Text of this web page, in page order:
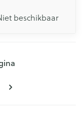
beschikbaar
pagina